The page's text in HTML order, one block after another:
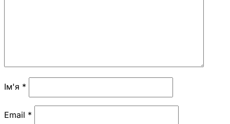
Ім'я *
Email *